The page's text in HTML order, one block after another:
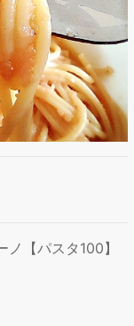
【パスタ100】